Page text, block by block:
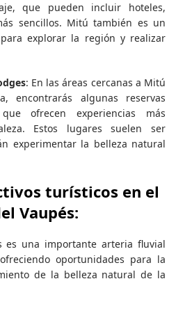
que pueden incluir hoteles,
sencillos. Mitú también es un
explorar la región y realizar
: En las áreas cercanas a Mitú
encontrarás algunas reservas
ofrecen experiencias más
Estos lugares suelen ser
experimentar la belleza natural
turísticos en el
Vaupés:
es una importante arteria fluvial
oportunidades para la
de la belleza natural de la